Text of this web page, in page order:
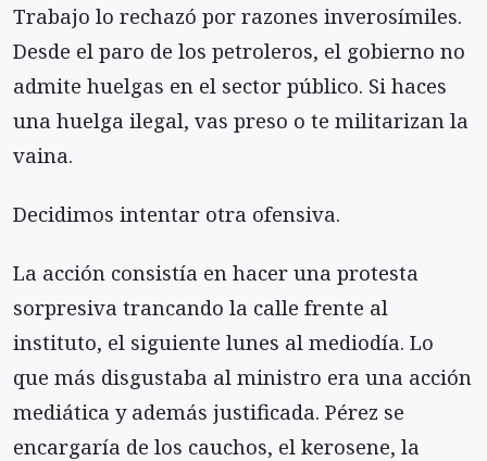
Trabajo lo rechazó por razones inverosímiles.
Desde el paro de los petroleros, el gobierno no
admite huelgas en el sector público. Si haces
una huelga ilegal, vas preso o te militarizan la
vaina.
Decidimos intentar otra ofensiva.
La acción consistía en hacer una protesta
sorpresiva trancando la calle frente al
instituto, el siguiente lunes al mediodía. Lo
que más disgustaba al ministro era una acción
mediática y además justificada. Pérez se
encargaría de los cauchos, el kerosene, la